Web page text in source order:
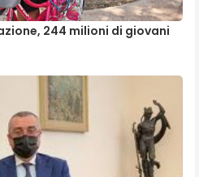
244 milioni di giovani